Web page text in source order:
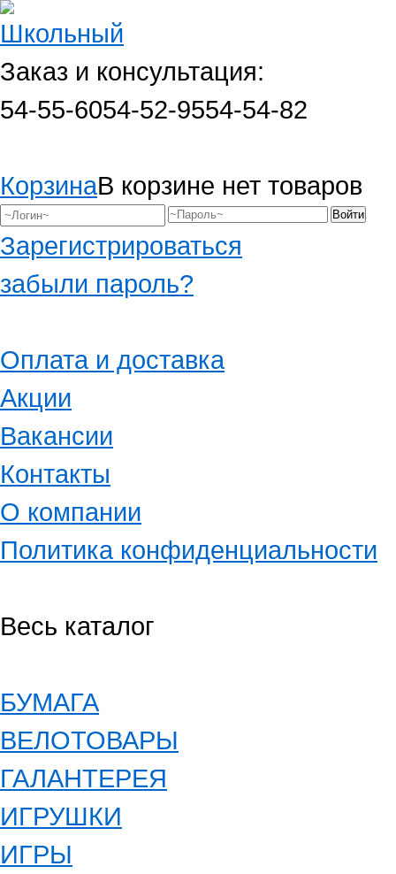
Заказ и консультация:
54-55-6054-52-9554-54-82
КорзинаВ корзине нет товаров
Зарегистрироваться
забыли пароль?
Оплата и доставка
Акции
Вакансии
Контакты
О компании
Политика конфиденциальности
Весь каталог
БУМАГА
ВЕЛОТОВАРЫ
ГАЛАНТЕРЕЯ
ИГРУШКИ
ИГРЫ